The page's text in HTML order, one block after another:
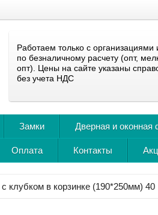
Работаем только с организациями
по безналичному расчету (опт,
опт). Цены на сайте указаны
без учета НДС
Замки Дверная и оконная
Оплата Контакты
клубком в корзинке (190*250мм) 40